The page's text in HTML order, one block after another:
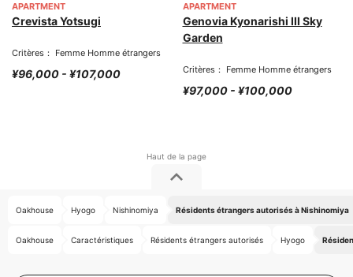
APARTMENT
Crevista Yotsugi
Critères： Femme Homme étrangers
¥96,000 - ¥107,000
APARTMENT
Genovia Kyonarishi III Sky
Garden
Critères： Femme Homme étrangers
¥97,000 - ¥100,000
Oakhouse Hyogo Nishinomiya Résidents étrangers autorisés à Nishinomiya
Oakhouse Caractéristiques Résidents étrangers autorisés Hyogo